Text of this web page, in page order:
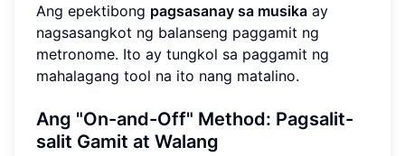
Ang epektibong pagsasanay sa musika ay
nagsasangkot ng balanseng paggamit ng
metronome. Ito ay tungkol sa paggamit ng
mahalagang tool na ito nang matalino.
Ang "On-and-Off" Method: Pagsalit-
salit Gamit at Walang